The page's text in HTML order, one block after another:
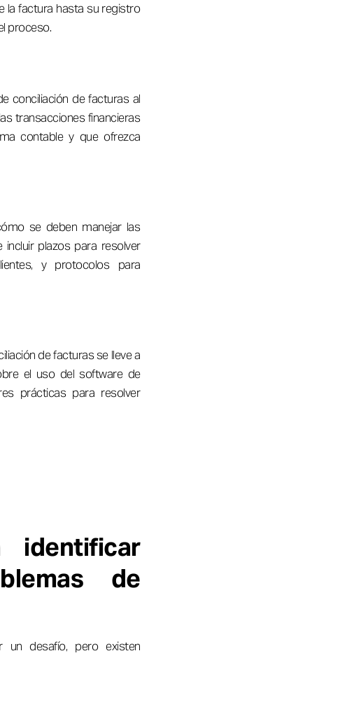
la factura hasta su registro
proceso.
conciliación de facturas al
transacciones financieras
contable y que ofrezca
se deben manejar las
incluir plazos para resolver
y protocolos para
de facturas se lleve a
el uso del software de
prácticas para resolver
identificar
de
un desafío, pero existen